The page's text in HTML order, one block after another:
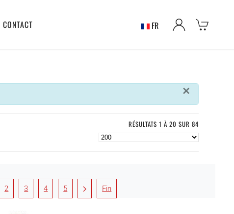
CONTACT FR
×
RÉSULTATS 1 À 20 SUR 84
2 3 4 5 Fin